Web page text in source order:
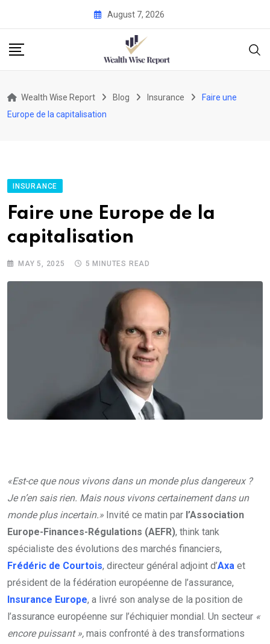
content
August 7, 2026
Wealth Wise Report Blog Insurance
Faire une
Europe de la capitalisation
INSURANCE
Faire une Europe de la
capitalisation
MAY 5, 2025 5 MINUTES READ
«Est-ce que nous vivons dans un monde plus dangereux ?
Je n’en sais rien. Mais nous vivons certainement dans un
monde plus incertain.» Invité ce matin par l’Association
Europe-Finances-Régulations (AEFR), think tank
spécialiste des évolutions des marchés financiers,
Frédéric de Courtois, directeur général adjoint d’Axa et
président de la fédération européenne de l’assurance,
Insurance Europe, a livré son analyse de la position de
l’assurance européenne sur l’échiquier mondial. Un secteur «
encore puissant », mais confronté à des transformations